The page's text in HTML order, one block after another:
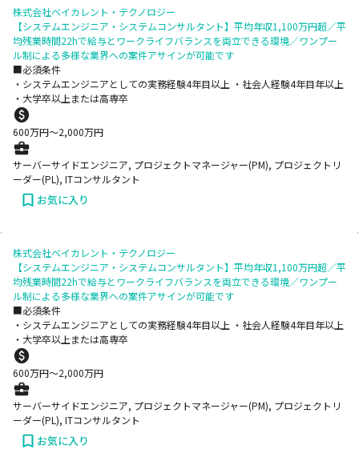
株式会社ベイカレント・テクノロジー
【システムエンジニア・システムコンサルタント】平均年収1,100万円超／平
均残業時間22hで給与とワークライフバランスを両立できる環境／ワンプー
ル制による多様な業界への案件アサインが可能です
■必須条件
・システムエンジニアとしての実務経験4年目以上 ・社会人経験4年目年以上
・大学卒以上または高専卒
600万円〜2,000万円
サーバーサイドエンジニア, プロジェクトマネージャー(PM), プロジェクトリ
ーダー(PL), ITコンサルタント
お気に入り
株式会社ベイカレント・テクノロジー
【システムエンジニア・システムコンサルタント】平均年収1,100万円超／平
均残業時間22hで給与とワークライフバランスを両立できる環境／ワンプー
ル制による多様な業界への案件アサインが可能です
■必須条件
・システムエンジニアとしての実務経験4年目以上 ・社会人経験4年目年以上
・大学卒以上または高専卒
600万円〜2,000万円
サーバーサイドエンジニア, プロジェクトマネージャー(PM), プロジェクトリ
ーダー(PL), ITコンサルタント
お気に入り